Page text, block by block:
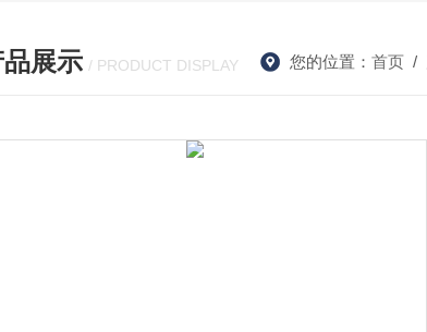
品展示 / PRODUCT DISPLAY 您的位置： 首页/